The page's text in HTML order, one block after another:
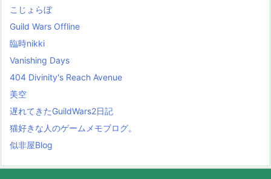
こじょらぼ
Guild Wars Offline
臨時nikki
Vanishing Days
404 Divinity's Reach Avenue
美空
遅れてきたGuildWars2日記
猫好きな人のゲームメモブログ。
似非屋Blog